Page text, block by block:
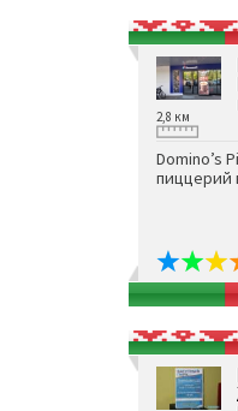
2,8 км
Domino’s
пиццерий